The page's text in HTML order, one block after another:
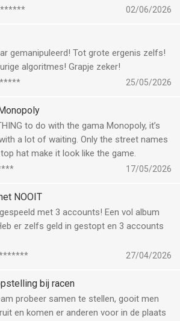
02/06/2026
gemanipuleerd! Tot grote ergenis zelfs!
algoritmes! Grapje zeker!
25/05/2026
to do with the gama Monopoly, it’s
a lot of waiting. Only the street names
hat make it look like the game.
17/05/2026
NOOIT
met 3 accounts! Een vol album
er zelfs geld in gestopt en 3 accounts
kon halen! Buurman heeft het wel
veel geld ingestopt! Is verslavend spel,
27/04/2026
bij racen
probeer samen te stellen, gooit men
en komen er anderen voor in de plaats